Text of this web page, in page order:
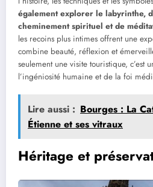
également explorer le labyrinthe,
cheminement spirituel et de
les recoins plus intimes offrent une
combine beauté, réflexion et
seulement une visite touristique, c’est
l’ingéniosité humaine et de la foi
Lire aussi : Bourges : La
Étienne et ses vitraux
Héritage et